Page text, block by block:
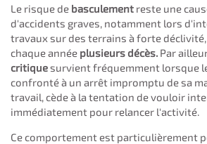
Le risque de basculement reste une
d'accidents graves, notamment lors
travaux sur des terrains à forte
chaque année plusieurs décès. Par
critiquesurvient fréquemment lorsque
confronté à un arrêt impromptu de sa
travail, cède à la tentation de vouloir
immédiatement pour relancer l'activité.
Ce comportement est particulièrement